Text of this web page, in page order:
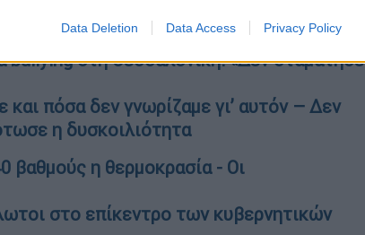
Data Deletion Data Access Privacy Policy
στο επίκεντρο των κυβερνητικών
bullying στη Θεσσαλονίκη: «Δεν σταμάτησε
και πόσα δεν γνωρίζαμε γι’ αυτόν – Δεν
η δυσκοιλιότητα
βαθμούς η θερμοκρασία - Οι
στο επίκεντρο των κυβερνητικών